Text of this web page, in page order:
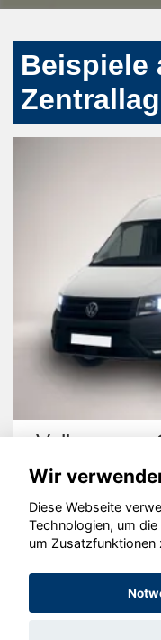
Beispiele
Volkswagen
©
Wir
Diese Webseite
Technologien, um
um Zusatzfunktionen